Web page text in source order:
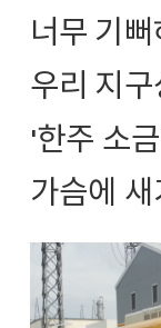
너무 기
우리 지
'한주 소
가슴에